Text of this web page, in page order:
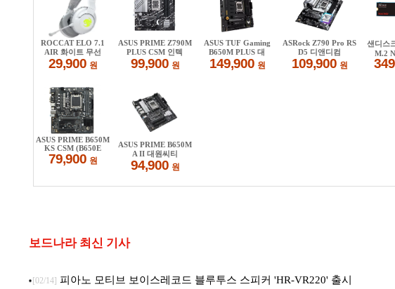
보드나라 최신 기사
[02/14] 피아노 모티브 보이스레코드 블루투스 스피커 'HR-VR220' 출시